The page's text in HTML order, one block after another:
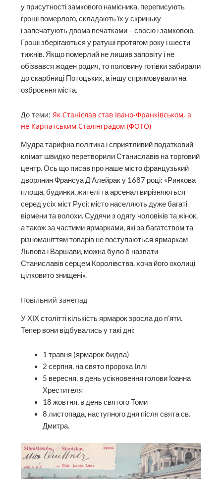
у присутності замкового намісника, переписують
гроші померлого, складають їх у скриньку
і запечатують двома печатками – своєю і замковою.
Гроші зберігаються у ратуші протягом року і шести
тижнів. Якщо померлий не лишив заповіту і не
обізвався жоден родич, то половину готівки забирали
до скарбниці Потоцьких, а іншу спрямовували на
озброєння міста.
До теми:Як Станіслав став Івано-Франківськом, а
не Карпатським Сталінградом (ФОТО)
Мудра тарифна політика і сприятливий податковий
клімат швидко перетворили Станиславів на торговий
центр. Ось що писав про наше місто французький
дворянин Франсуа Д’Алейрак у 1687 році: «Ринкова
площа, будинки, жителі та арсенал вирізняються
серед усіх міст Русі; місто населяють дуже багаті
вірмени та волохи. Судячи з одягу чоловіків та жінок,
а також за частими ярмарками, які за багатством та
різноманіттям товарів не поступаються ярмаркам
Львова і Варшави, можна було б назвати
Станиславів серцем Королівства, хоча його околиці
цілковито знищені».
Повільний занепад
У ХІХ столітті кількість ярмарок зросла до п’яти.
Тепер вони відбувались у такі дні:
1 травня (ярмарок бидла)
2 серпня, на свято пророка Іллі
5 вересня, в день усікновення голови Іоанна
Хрестителя
18 жовтня, в день святого Томи
8 листопада, наступного дня після свята св.
Дмитра.